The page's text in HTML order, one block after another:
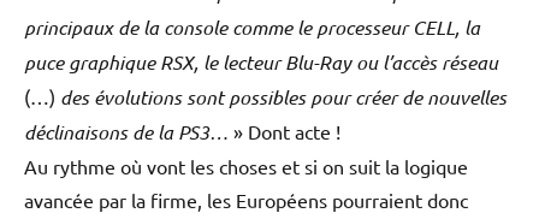
principaux de la console comme le processeur CELL, la
puce graphique RSX, le lecteur Blu-Ray ou l’accès réseau
(…) des évolutions sont possibles pour créer de nouvelles
déclinaisons de la PS3… » Dont acte !
Au rythme où vont les choses et si on suit la logique
avancée par la firme, les Européens pourraient donc